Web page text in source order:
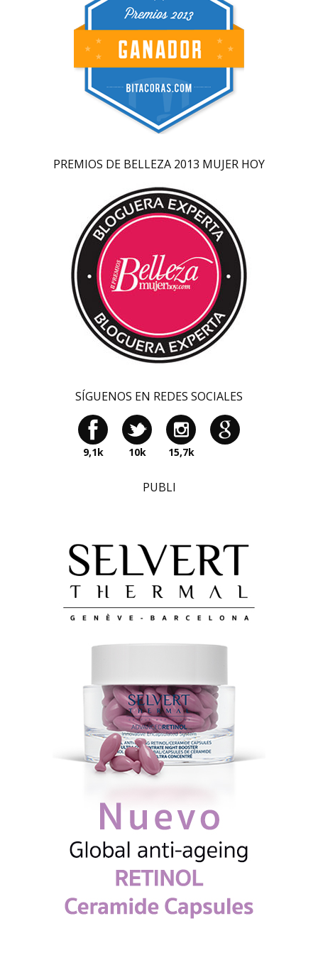
PREMIOS DE BELLEZA 2013 MUJER HOY
SÍGUENOS EN REDES SOCIALES
9,1k 10k 15,7k
PUBLI